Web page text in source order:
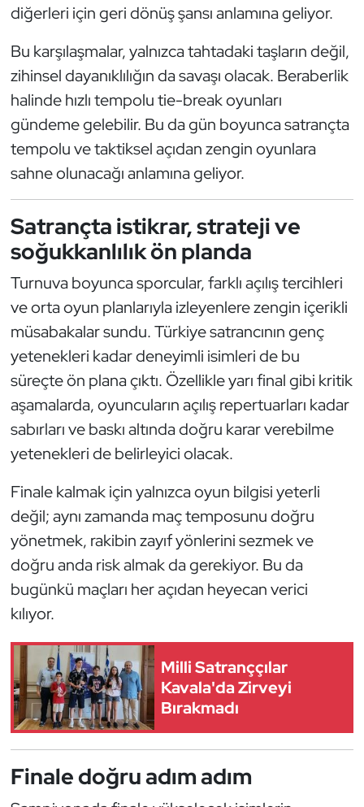
diğerleri için geri dönüş şansı anlamına geliyor.
Bu karşılaşmalar, yalnızca tahtadaki taşların değil,
zihinsel dayanıklılığın da savaşı olacak. Beraberlik
halinde hızlı tempolu tie-break oyunları
gündeme gelebilir. Bu da gün boyunca satrançta
tempolu ve taktiksel açıdan zengin oyunlara
sahne olunacağı anlamına geliyor.
Satrançta istikrar, strateji ve
soğukkanlılık ön planda
Turnuva boyunca sporcular, farklı açılış tercihleri
ve orta oyun planlarıyla izleyenlere zengin içerikli
müsabakalar sundu. Türkiye satrancının genç
yetenekleri kadar deneyimli isimleri de bu
süreçte ön plana çıktı. Özellikle yarı final gibi kritik
aşamalarda, oyuncuların açılış repertuarları kadar
sabırları ve baskı altında doğru karar verebilme
yetenekleri de belirleyici olacak.
Finale kalmak için yalnızca oyun bilgisi yeterli
değil; aynı zamanda maç temposunu doğru
yönetmek, rakibin zayıf yönlerini sezmek ve
doğru anda risk almak da gerekiyor. Bu da
bugünkü maçları her açıdan heyecan verici
kılıyor.
Milli Satranççılar
Kavala'da Zirveyi
Bırakmadı
Finale doğru adım adım
Karate
Kayak
Kempo
Kick Boks
Kürek
Masa Tenisi
Modern Pentatlon
Motor Sporları
Muay Thai
Okçuluk
Optimist
Özel Sporcular
Paralimpik
Ragbi
Su Topu
Sualtı Sporları